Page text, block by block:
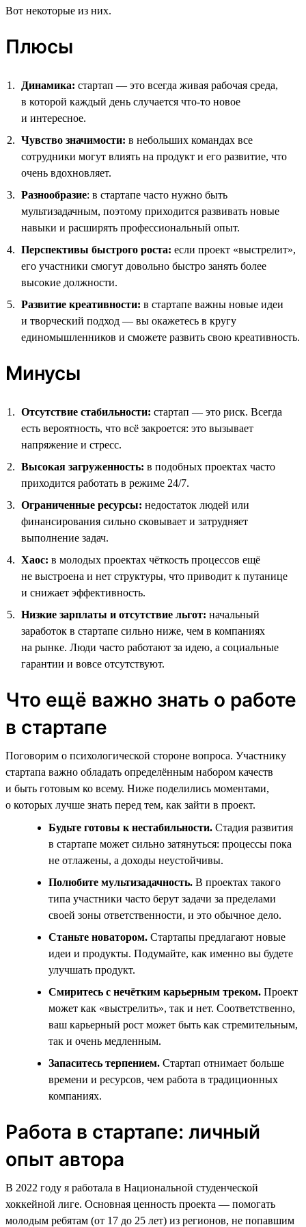
Вот некоторые из них.
Плюсы
Динамика: стартап — это всегда живая рабочая среда,
в которой каждый день случается что-то новое
и интересное.
Чувство значимости: в небольших командах все
сотрудники могут влиять на продукт и его развитие, что
очень вдохновляет.
Разнообразие: в стартапе часто нужно быть
мультизадачным, поэтому приходится развивать новые
навыки и расширять профессиональный опыт.
Перспективы быстрого роста: если проект «выстрелит»,
его участники смогут довольно быстро занять более
высокие должности.
Развитие креативности: в стартапе важны новые идеи
и творческий подход — вы окажетесь в кругу
единомышленников и сможете развить свою креативность.
Минусы
Отсутствие стабильности: стартап — это риск. Всегда
есть вероятность, что всё закроется: это вызывает
напряжение и стресс.
Высокая загруженность: в подобных проектах часто
приходится работать в режиме 24/7.
Ограниченные ресурсы: недостаток людей или
финансирования сильно сковывает и затрудняет
выполнение задач.
Хаос: в молодых проектах чёткость процессов ещё
не выстроена и нет структуры, что приводит к путанице
и снижает эффективность.
Низкие зарплаты и отсутствие льгот: начальный
заработок в стартапе сильно ниже, чем в компаниях
на рынке. Люди часто работают за идею, а социальные
гарантии и вовсе отсутствуют.
Что ещё важно знать о работе
в стартапе
Поговорим о психологической стороне вопроса. Участнику
стартапа важно обладать определённым набором качеств
и быть готовым ко всему. Ниже поделились моментами,
о которых лучше знать перед тем, как зайти в проект.
Будьте готовы к нестабильности. Стадия развития
в стартапе может сильно затянуться: процессы пока
не отлажены, а доходы неустойчивы.
Полюбите мультизадачность. В проектах такого
типа участники часто берут задачи за пределами
своей зоны ответственности, и это обычное дело.
Станьте новатором. Стартапы предлагают новые
идеи и продукты. Подумайте, как именно вы будете
улучшать продукт.
Смиритесь с нечётким карьерным треком. Проект
может как «выстрелить», так и нет. Соответственно,
ваш карьерный рост может быть как стремительным,
так и очень медленным.
Запаситесь терпением. Стартап отнимает больше
времени и ресурсов, чем работа в традиционных
компаниях.
Работа в стартапе: личный
опыт автора
В 2022 году я работала в Национальной студенческой
хоккейной лиге. Основная ценность проекта — помогать
молодым ребятам (от 17 до 25 лет) из регионов, не попавшим